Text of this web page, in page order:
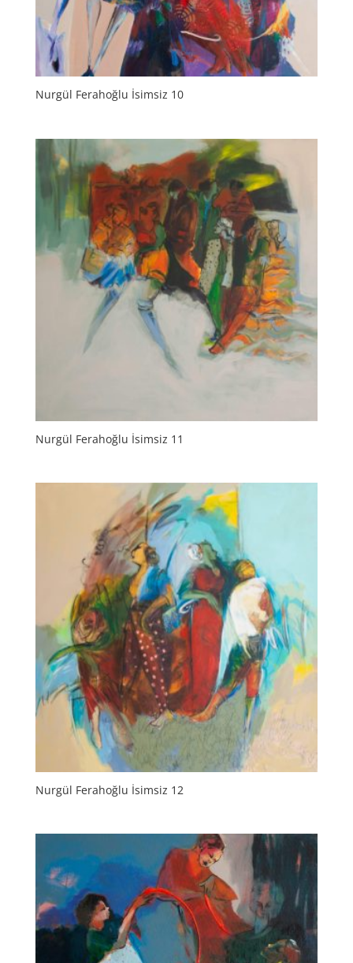
Nurgül Ferahoğlu İsimsiz 10
Nurgül Ferahoğlu İsimsiz 11
Nurgül Ferahoğlu İsimsiz 12